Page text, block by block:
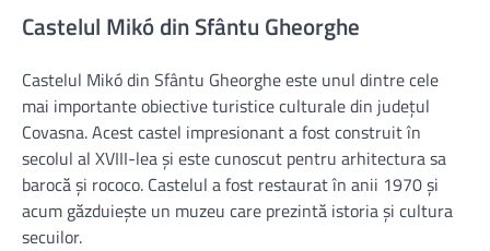
Castelul Mikó din Sfântu Gheorghe
Castelul Mikó din Sfântu Gheorghe este unul dintre cele
mai importante obiective turistice culturale din județul
Covasna. Acest castel impresionant a fost construit în
secolul al XVIII-lea și este cunoscut pentru arhitectura sa
barocă și rococo. Castelul a fost restaurat în anii 1970 și
acum găzduiește un muzeu care prezintă istoria și cultura
secuilor.